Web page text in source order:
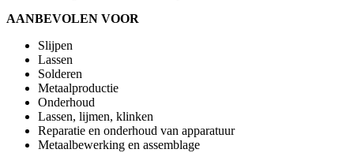
AANBEVOLEN VOOR
Slijpen
Lassen
Solderen
Metaalproductie
Onderhoud
Lassen, lijmen, klinken
Reparatie en onderhoud van apparatuur
Metaalbewerking en assemblage